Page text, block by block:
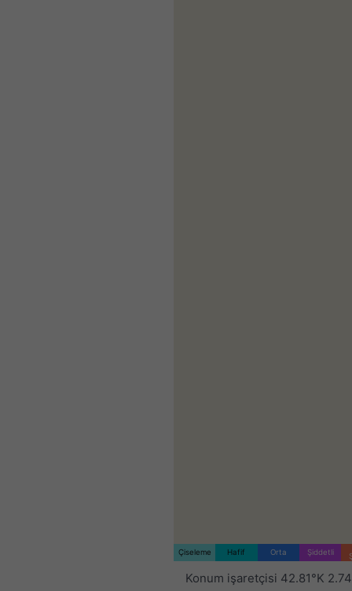
Çiseleme Hafif Orta Şiddetli
Konum işaretçisi 42.81°K